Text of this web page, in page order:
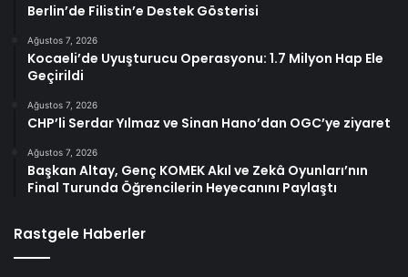
Berlin’de Filistin’e Destek Gösterisi
Ağustos 7, 2026
Kocaeli’de Uyuşturucu Operasyonu: 1.7 Milyon Hap Ele
Geçirildi
Ağustos 7, 2026
CHP’li Serdar Yılmaz ve Sinan Hano’dan OGC’ye ziyaret
Ağustos 7, 2026
Başkan Altay, Genç KOMEK Akıl ve Zekâ Oyunları’nın
Final Turunda Öğrencilerin Heyecanını Paylaştı
Rastgele Haberler